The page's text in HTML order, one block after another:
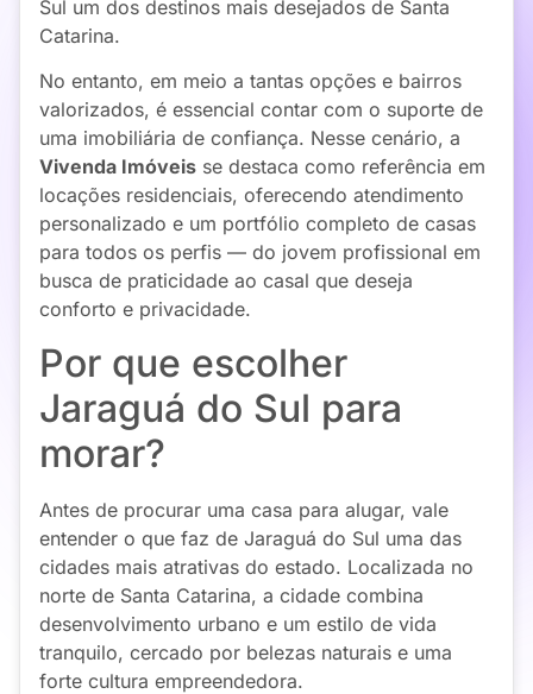
Sul um dos destinos mais desejados de Santa
Catarina.
No entanto, em meio a tantas opções e bairros
valorizados, é essencial contar com o suporte de
uma imobiliária de confiança. Nesse cenário, a
Vivenda Imóveis se destaca como referência em
locações residenciais, oferecendo atendimento
personalizado e um portfólio completo de casas
para todos os perfis — do jovem profissional em
busca de praticidade ao casal que deseja
conforto e privacidade.
Por que escolher
Jaraguá do Sul para
morar?
Antes de procurar uma casa para alugar, vale
entender o que faz de Jaraguá do Sul uma das
cidades mais atrativas do estado. Localizada no
norte de Santa Catarina, a cidade combina
desenvolvimento urbano e um estilo de vida
tranquilo, cercado por belezas naturais e uma
forte cultura empreendedora.